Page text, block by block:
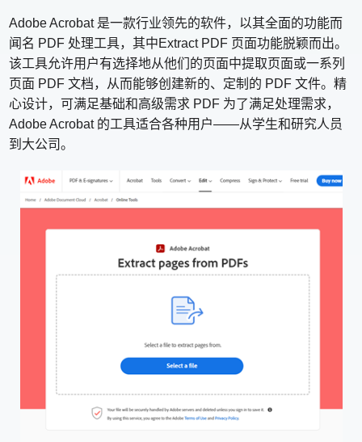
Adobe Acrobat 是一款行业领先的软件，以其全面的功能而
闻名 PDF 处理工具，其中Extract PDF 页面功能脱颖而出。
该工具允许用户有选择地从他们的页面中提取页面或一系列
页面 PDF 文档，从而能够创建新的、定制的 PDF 文件。精
心设计，可满足基础和高级需求 PDF 为了满足处理需求，
Adobe Acrobat 的工具适合各种用户——从学生和研究人员
到大公司。